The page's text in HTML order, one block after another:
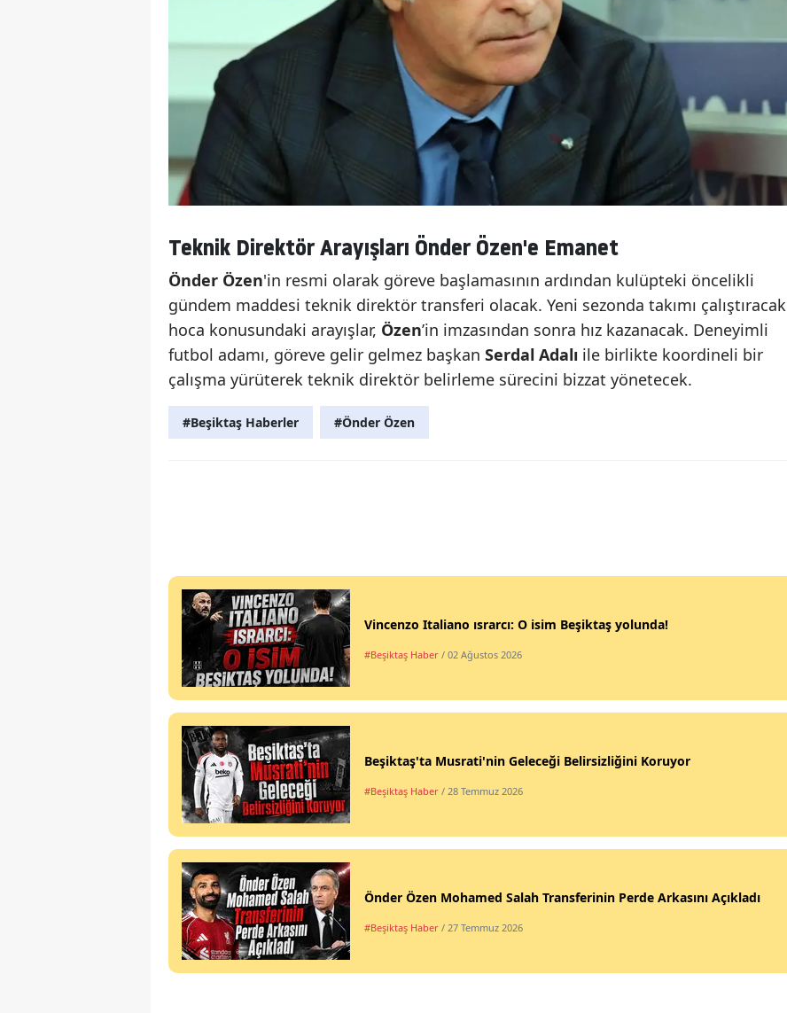
Teknik Direktör Arayışları Önder Özen'e Emanet
Önder Özen'in resmi olarak göreve başlamasının ardından kulüpteki öncelikli
gündem maddesi teknik direktör transferi olacak. Yeni sezonda takımı çalıştıracak
hoca konusundaki arayışlar, Özen’in imzasından sonra hız kazanacak. Deneyimli
futbol adamı, göreve gelir gelmez başkan Serdal Adalı ile birlikte koordineli bir
çalışma yürüterek teknik direktör belirleme sürecini bizzat yönetecek.
#Beşiktaş Haberler #Önder Özen
Vincenzo Italiano ısrarcı: O isim Beşiktaş yolunda!
#Beşiktaş Haber / 02 Ağustos 2026
Beşiktaş'ta Musrati'nin Geleceği Belirsizliğini Koruyor
#Beşiktaş Haber / 28 Temmuz 2026
Önder Özen Mohamed Salah Transferinin Perde Arkasını Açıkladı
#Beşiktaş Haber / 27 Temmuz 2026